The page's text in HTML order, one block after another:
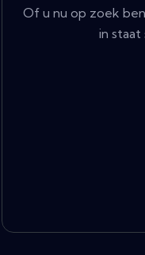
Of u nu op zoek
in staat